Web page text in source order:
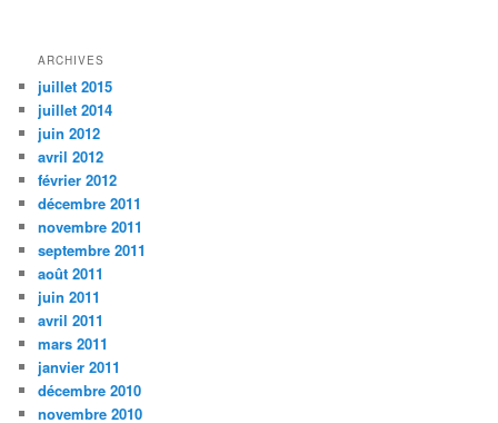
ARCHIVES
juillet 2015
juillet 2014
juin 2012
avril 2012
février 2012
décembre 2011
novembre 2011
septembre 2011
août 2011
juin 2011
avril 2011
mars 2011
janvier 2011
décembre 2010
novembre 2010